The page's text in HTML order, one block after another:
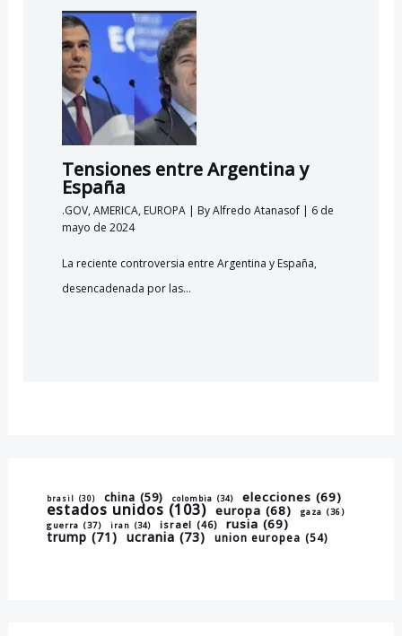
brasil (30) china (59) colombia (34) elecciones (69)
estados unidos (103) europa (68) gaza (36)
guerra (37) iran (34) israel (46) rusia (69)
trump (71) ucrania (73) union europea (54)
Tensiones entre Argentina y
España
.GOV,AMERICA, EUROPA| ByAlfredo Atanasof | 6 de
mayo de 2024
La reciente controversia entre Argentina y España,
desencadenada por las…